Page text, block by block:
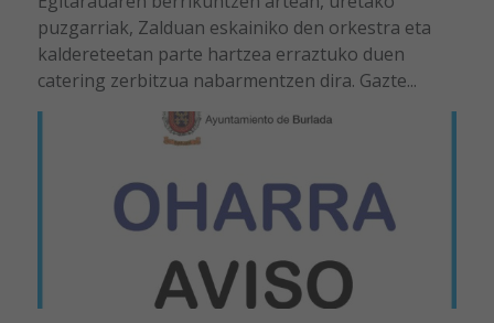
puzgarriak, Zalduan eskainiko den orkestra eta
kaldereteetan parte hartzea erraztuko duen
catering zerbitzua nabarmentzen dira. Gazte...